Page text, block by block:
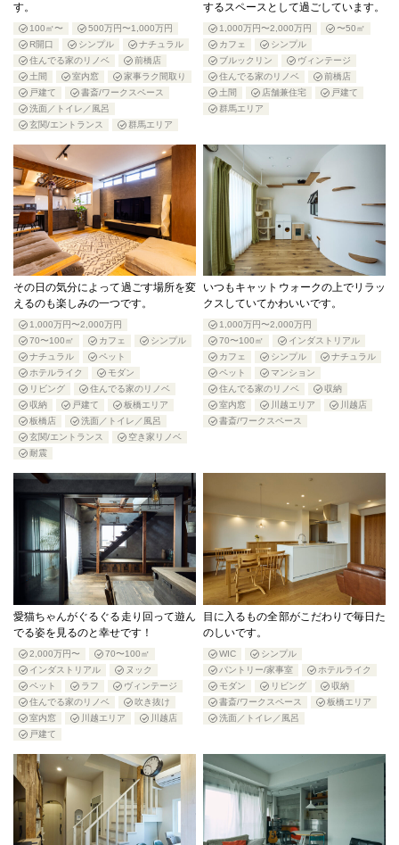
す。
100㎡〜
500万円〜1,000万円
R開口
シンプル
ナチュラル
住んでる家のリノベ
前橋店
土間
室内窓
家事ラク間取り
戸建て
書斎/ワークスペース
洗面／トイレ／風呂
玄関/エントランス
群馬エリア
するスペースとして過ごしています。
1,000万円〜2,000万円
〜50㎡
カフェ
シンプル
ブルックリン
ヴィンテージ
住んでる家のリノベ
前橋店
土間
店舗兼住宅
戸建て
群馬エリア
その日の気分によって過ごす場所を変
えるのも楽しみの一つです。
1,000万円〜2,000万円
70〜100㎡
カフェ
シンプル
ナチュラル
ペット
ホテルライク
モダン
リビング
住んでる家のリノベ
収納
戸建て
板橋エリア
板橋店
洗面／トイレ／風呂
玄関/エントランス
空き家リノベ
耐震
いつもキャットウォークの上でリラッ
クスしていてかわいいです。
1,000万円〜2,000万円
70〜100㎡
インダストリアル
カフェ
シンプル
ナチュラル
ペット
マンション
住んでる家のリノベ
収納
室内窓
川越エリア
川越店
書斎/ワークスペース
愛猫ちゃんがぐるぐる走り回って遊ん
でる姿を見るのと幸せです！
2,000万円〜
70〜100㎡
インダストリアル
ヌック
ペット
ラフ
ヴィンテージ
住んでる家のリノベ
吹き抜け
室内窓
川越エリア
川越店
戸建て
目に入るもの全部がこだわりで毎日た
のしいです。
WIC
シンプル
パントリー/家事室
ホテルライク
モダン
リビング
収納
書斎/ワークスペース
板橋エリア
洗面／トイレ／風呂